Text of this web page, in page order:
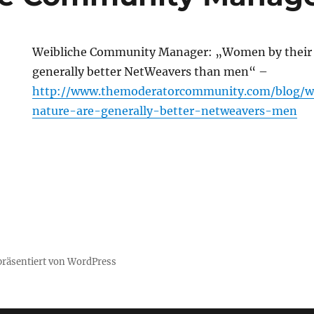
Weibliche Community Manager: „Women by
generally better NetWeavers than men“ –
http://www.themoderatorcommunity.com/
nature-are-generally-better-netweavers-men
von WordPress